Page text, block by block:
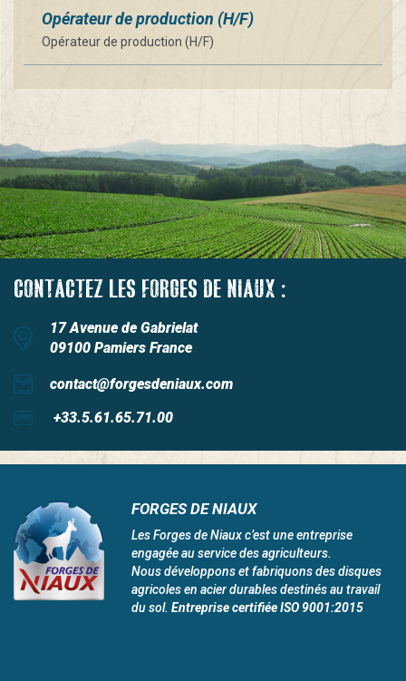
Opérateur de production (H/F)
Opérateur de production (H/F)
CONTACTEZ LES FORGES DE NIAUX :
17 Avenue de Gabrielat
09100 Pamiers France
contact@forgesdeniaux.com
+33.5.61.65.71.00
FORGES DE NIAUX
Les Forges de Niaux c’est une entreprise
engagée au service des agriculteurs.
Nous développons et fabriquons des disques
agricoles en acier durables destinés au travail
du sol. Entreprise certifiée ISO 9001:2015